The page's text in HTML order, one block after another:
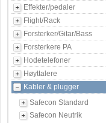
Effekter/pedaler
Flight/Rack
Forsterker/Gitar/Bass
Forsterkere PA
Hodetelefoner
Høyttalere
Kabler & plugger
Safecon Standard
Safecon Neutrik